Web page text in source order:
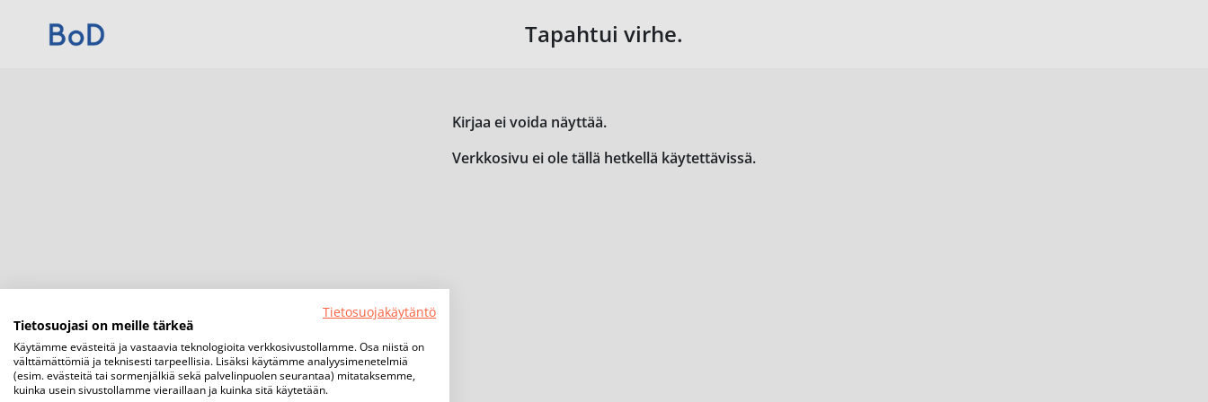
Tapahtui virhe.
Kirjaa ei voida näyttää.
Verkkosivu ei ole tällä hetkellä käytettävissä.
Tietosuojakäytäntö
Tietosuojasi on meille tärkeä
Käytämme evästeitä ja vastaavia teknologioita verkkosivustollamme. Osa niistä on
välttämättömiä ja teknisesti tarpeellisia. Lisäksi käytämme analyysimenetelmiä
(esim. evästeitä tai sormenjälkiä sekä palvelinpuolen seurantaa) mitataksemme,
kuinka usein sivustollamme vieraillaan ja kuinka sitä käytetään.